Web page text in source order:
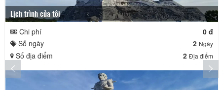
Lịch trình của tôi
Chi phí
0 đ
Số ngày
2 Ngày
Số địa điểm 2 Địa điểm